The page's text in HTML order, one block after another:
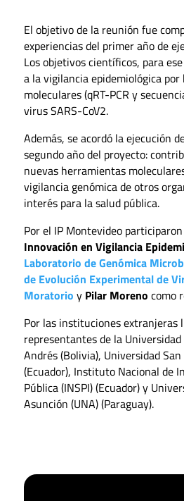
El objetivo de la reunión fue
experiencias del primer año de
Los objetivos científicos, para
a la vigilancia epidemiológica
moleculares (qRT-PCR y
virus SARS-CoV2.
Además, se acordó la ejecución
segundo año del proyecto:
nuevas herramientas
vigilancia genómica de otros
interés para la salud pública.
Por el IP Montevideo
Innovación en Vigilancia
Laboratorio de Genómica
de Evolución Experimental de
Moratorio y Pilar Moreno como
Por las instituciones extranjeras
representantes de la
Andrés (Bolivia), Universidad
(Ecuador), Instituto Nacional de
Pública (INSPI) (Ecuador) y
Asunción (UNA) (Paraguay).